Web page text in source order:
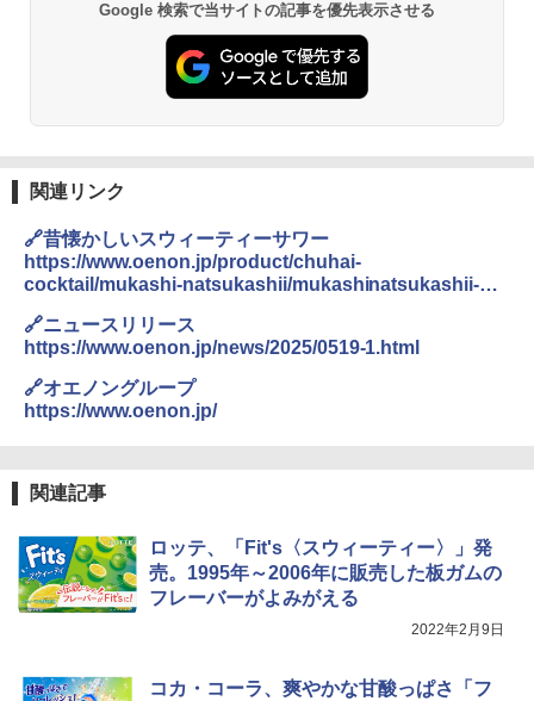
角瓶 2700ml サントリー ウイスキー ハ
イボール 大容量
イスキー ハイボール 缶
￥4,930
4
トリスウイスキー 4000ml サントリー 大
容量 4リットル
5
【数量限定】フロム・ザ・バレル モルト
ウイスキー500ml アサヒ [ 日本 500ml ]
【中元 ギフト プレゼント 贈り物に】
【公式】ブタメン とんこつ味 35g×15個
| 業務用 夜食 カップラーメン ミニカップ
麺 小腹 インスタント アウトドアにも ロ
ーリングストック 大人買い おやつカン
パニー
3
カップヌードル カップヌードルPRO シ
ーフードヌードル 高たんぱく&低糖質 さ
らに塩分控えめ 78g×12個
し 塩らーめん 108g×10袋 保存食 備蓄
5
カップヌードル カップヌードルPRO し
ょうゆ 高たんぱく&低糖質 さらに塩分控
えめ 75g×12個
シャープ 過熱水蒸気 オーブンレンジ 23
L 1段調理 ブラック RE-WF232-B シンプ
ル操作 コンパクト 一人暮らし 二人暮ら
3
[山善] スチームオーブンレンジ 省エネ
能 自動メニュー33種 簡単お手入れ ブラ
￥26,130
4
0℃ 1段調理 フラットテーブル 電子レン
ジ 赤外線センサー ノンフライ調理 簡単
お手入れ 小型 新生活 一人暮らし 二人暮
らし ファミリー
Google 検索で当サイトの記事を優先表示させる
関連リンク
🔗昔懐かしいスウィーティーサワー
https://www.oenon.jp/product/chuhai-
cocktail/mukashi-natsukashii/mukashinatsukashii-
🔗ニュースリリース
https://www.oenon.jp/news/2025/0519-1.html
🔗オエノングループ
https://www.oenon.jp/
関連記事
ロッテ、「Fit's〈スウィーティー〉」発
売。1995年～2006年に販売した板ガムの
フレーバーがよみがえる
2022年2月9日
コカ・コーラ、爽やかな甘酸っぱさ「フ